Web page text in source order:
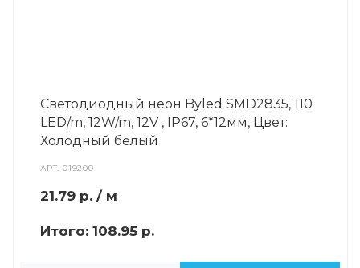
Светодиодный неон Byled SMD2835, 110
LED/m, 12W/m, 12V , IP67, 6*12мм, Цвет:
Холодный белый
АРТ.019200
21.79 р. / м
Итого: 108.95 р.